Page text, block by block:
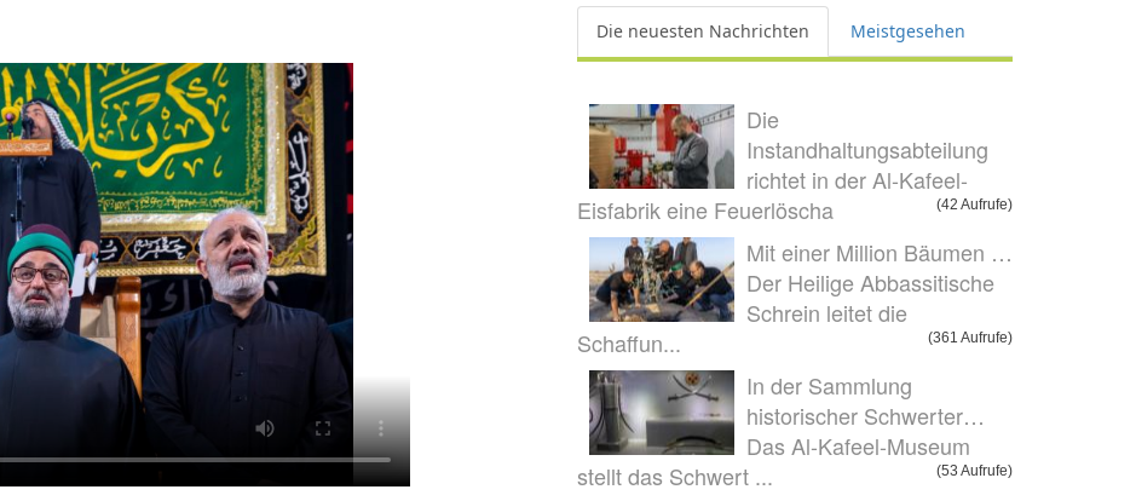
Die neuesten Nachrichten Meistgesehen
Die
Instandhaltungsabteilung
richtet in der Al-Kafeel-
Eisfabrik eine Feuerlöscha
(42 Aufrufe)
Mit einer Million Bäumen …
Der Heilige Abbassitische
Schrein leitet die
Schaffun...
(361 Aufrufe)
In der Sammlung
historischer Schwerter…
Das Al-Kafeel-Museum
stellt das Schwert ...
(53 Aufrufe)